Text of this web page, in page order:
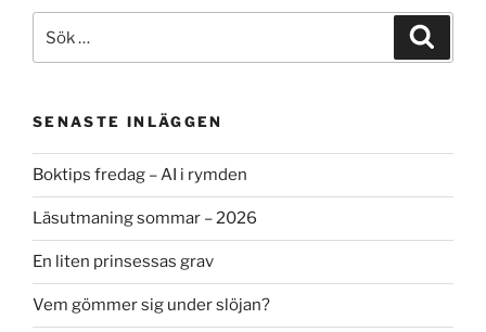
efter:
SENASTE INLÄGGEN
Boktips fredag – AI i rymden
Läsutmaning sommar – 2026
En liten prinsessas grav
Vem gömmer sig under slöjan?